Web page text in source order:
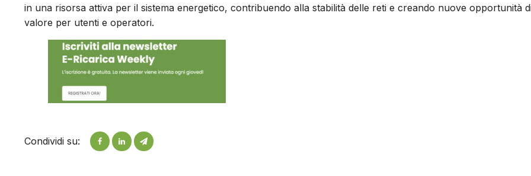
in una risorsa attiva per il sistema energetico, contribuendo alla stabilità delle reti e creando nuove opportunità
valore per utenti e operatori.
Condividi su: